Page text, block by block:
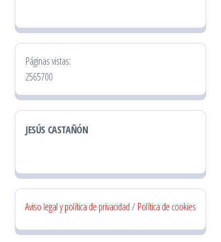
Páginas vistas:
2565700
JESÚS CASTAÑÓN
Aviso legal y política de privacidad/ Política de cookies